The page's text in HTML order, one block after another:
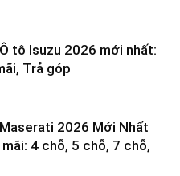
tô Isuzu 2026 mới nhất:
Trả góp
2026 Mới Nhất
mãi: 4 chỗ, 5 chỗ, 7 chỗ,